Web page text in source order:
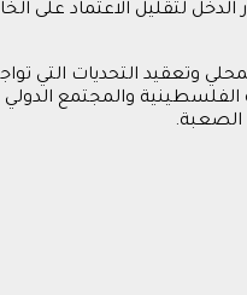
لتقليل الاعتماد على
وتعقيد التحديات التي
والمجتمع الدولي
الصعبة.